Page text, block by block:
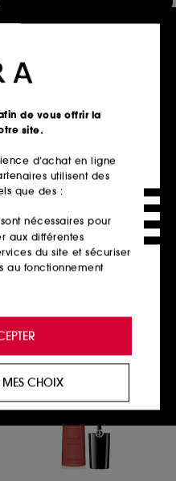
CLARINS
Wonder Volume Mascara
XXL – Mascara volume
4848
44,00€
de vous offrir la
site.
d’achat en ligne
utilisent des
que des :
nécessaires pour
aux différentes
du site et sécuriser
au fonctionnement
être désactivés.
enrichie et
des
contenus qui
adaptées à
et publicité :
ils sont
du contenu susceptible
y compris sur des
MES CHOIX